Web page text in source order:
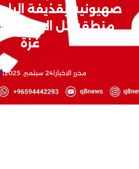
منطقة تل الهوى
غزة
محرر الاخبار|24 سبتمبر, 2025 |